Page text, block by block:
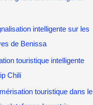
intelligente sur les
de Benissa
touristique intelligente
Chili
touristique dans le